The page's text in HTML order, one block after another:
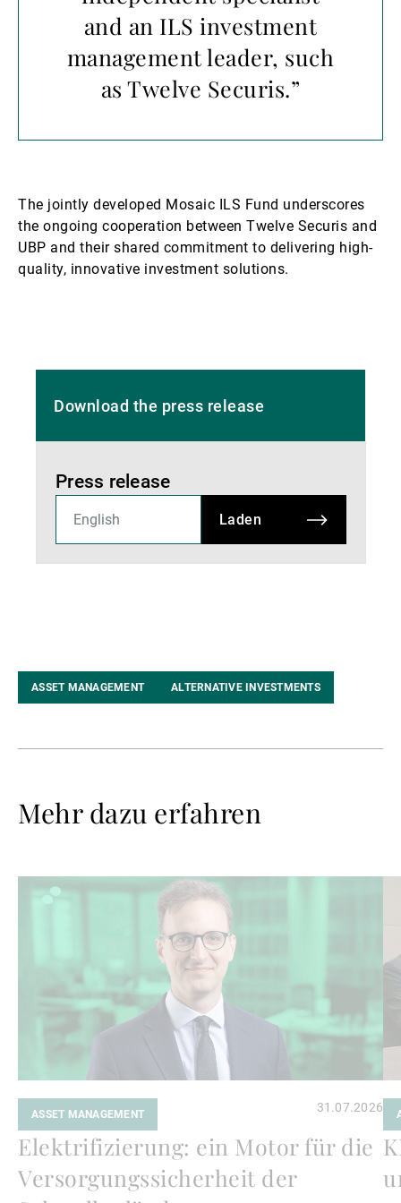
and an ILS investment
management leader, such
as Twelve Securis.”
The jointly developed Mosaic ILS Fund underscores
the ongoing cooperation between Twelve Securis and
UBP and their shared commitment to delivering high-
quality, innovative investment solutions.
Download the press release
Press release
Laden
ASSET MANAGEMENT ALTERNATIVE INVESTMENTS
Mehr dazu erfahren
Weiterlesen
ASSET MANAGEMENT 31.07.2026
Elektrifizierung: ein Motor für die
Versorgungssicherheit der